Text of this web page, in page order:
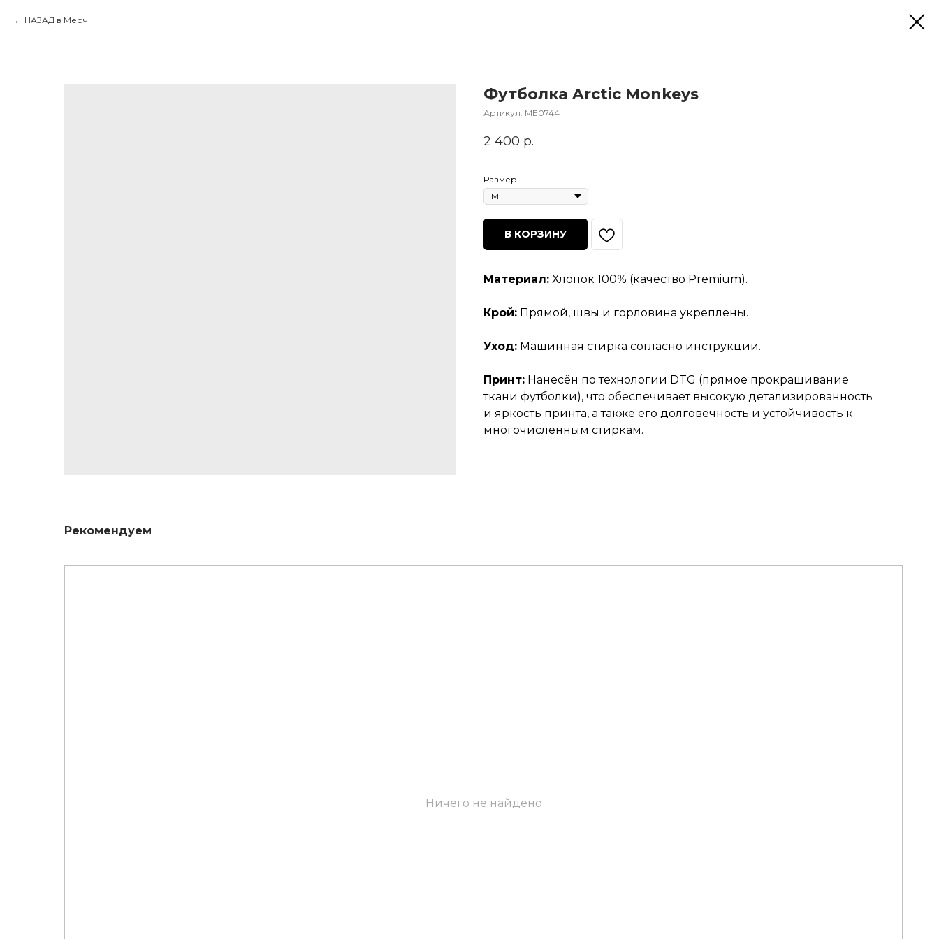
НАЗАД в Мерч
Футболка Arctic Monkeys
Артикул: МЕ0744
2 400 р.
Размер
В КОРЗИНУ
Материал: Хлопок 100% (качество Premium).
Крой: Прямой, швы и горловина укреплены.
Уход: Машинная стирка согласно инструкции.
Принт: Нанесён по технологии DTG (прямое прокрашивание
ткани футболки), что обеспечивает высокую детализированность
и яркость принта, а также его долговечность и устойчивость к
многочисленным стиркам.
Рекомендуем
Ничего не найдено